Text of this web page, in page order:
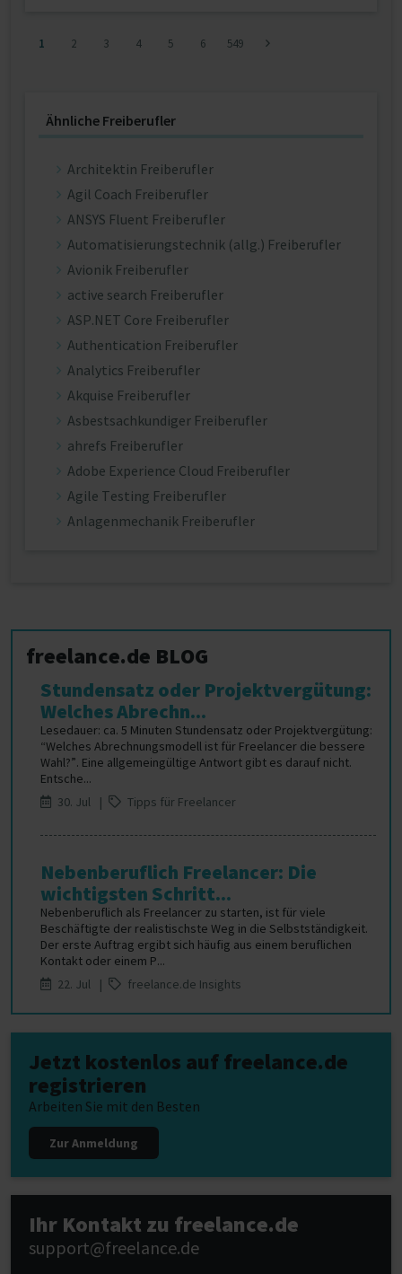
1 2 3 4 5 6 549
Ähnliche Freiberufler
Architektin Freiberufler
Agil Coach Freiberufler
ANSYS Fluent Freiberufler
Automatisierungstechnik (allg.) Freiberufler
Avionik Freiberufler
active search Freiberufler
ASP.NET Core Freiberufler
Authentication Freiberufler
Analytics Freiberufler
Akquise Freiberufler
Asbestsachkundiger Freiberufler
ahrefs Freiberufler
Adobe Experience Cloud Freiberufler
Agile Testing Freiberufler
Anlagenmechanik Freiberufler
freelance.de BLOG
Stundensatz oder Projektvergütung:
Welches Abrechn...
Lesedauer: ca. 5 Minuten Stundensatz oder Projektvergütung:
“Welches Abrechnungsmodell ist für Freelancer die bessere
Wahl?”. Eine allgemeingültige Antwort gibt es darauf nicht.
Entsche...
30. Jul |
Tipps für Freelancer
Nebenberuflich Freelancer: Die
wichtigsten Schritt...
Nebenberuflich als Freelancer zu starten, ist für viele
Beschäftigte der realistischste Weg in die Selbstständigkeit.
Der erste Auftrag ergibt sich häufig aus einem beruflichen
Kontakt oder einem P...
22. Jul |
freelance.de Insights
Jetzt kostenlos auf freelance.de
registrieren
Arbeiten Sie mit den Besten
Zur Anmeldung
Ihr Kontakt zu freelance.de
support@freelance.de